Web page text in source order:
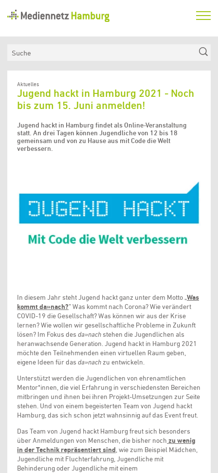
Hamburg
Aktuelles
Medienkompetenzfonds
Verein
Aktuelles
Jugend hackt in Hamburg 2021 - Noch
bis zum 15. Juni anmelden!
Jugend hackt in Hamburg findet als Online-Veranstaltung
statt. An drei Tagen können Jugendliche von 12 bis 18
gemeinsam und von zu Hause aus mit Code die Welt
verbessern.
In diesem Jahr steht Jugend hackt ganz unter dem Motto „Was
kommt da»nach?” Was kommt nach Corona? Wie verändert
COVID-19 die Gesellschaft? Was können wir aus der Krise
lernen? Wie wollen wir gesellschaftliche Probleme in Zukunft
lösen? Im Fokus des da»nach stehen die Jugendlichen als
heranwachsende Generation. Jugend hackt in Hamburg 2021
möchte den Teilnehmenden einen virtuellen Raum geben,
eigene Ideen für das da»nachzu entwickeln.
Unterstützt werden die Jugendlichen von ehrenamtlichen
Mentor*innen, die viel Erfahrung in verschiedensten Bereichen
mitbringen und ihnen bei ihren Projekt-Umsetzungen zur Seite
stehen. Und von einem begeisterten Team von Jugend hackt
Hamburg, das sich schon jetzt wahnsinnig auf das Event freut.
Das Team von Jugend hackt Hamburg freut sich besonders
über Anmeldungen von Menschen, die bisher noch zu wenig
in der Technik repräsentiert sind, wie zum Beispiel Mädchen,
Jugendliche mit Fluchterfahrung, Jugendliche mit
Behinderung oder Jugendliche mit einem